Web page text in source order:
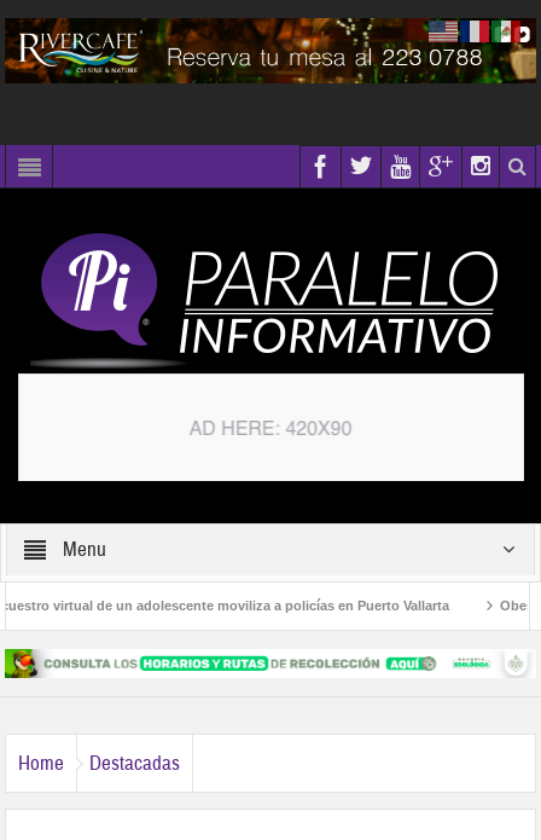
Menu
virtual de un adolescente moviliza a policías en Puerto Vallarta
Palmas Avanza la regulación de establecimientos para la atención de las
Home Destacadas